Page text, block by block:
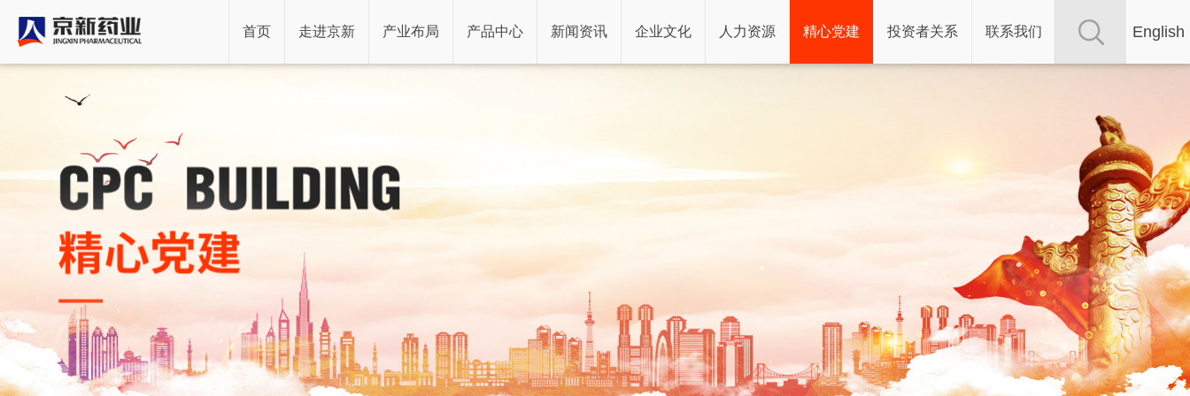
English
首页 走进京新 产业布局 产品中心 新闻资讯 企业文化 人力资源 精心党建 投资者关系 联系我们